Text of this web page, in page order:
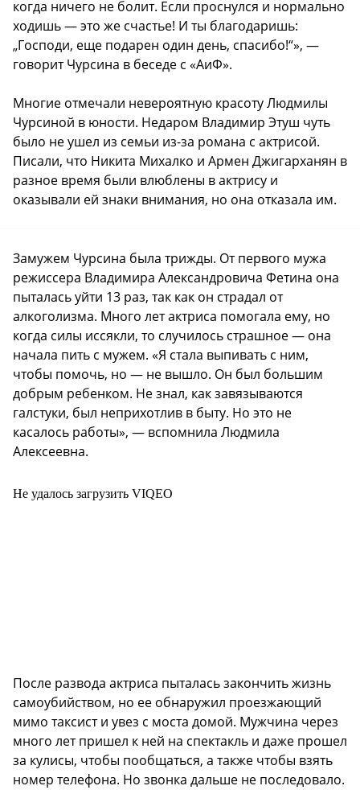
когда ничего не болит. Если проснулся и нормально
ходишь — это же счастье! И ты благодаришь:
„Господи, еще подарен один день, спасибо!“», —
говорит Чурсина в беседе с «АиФ».
Многие отмечали невероятную красоту Людмилы
Чурсиной в юности. Недаром Владимир Этуш чуть
было не ушел из семьи из-за романа с актрисой.
Писали, что Никита Михалко и Армен Джигарханян в
разное время были влюблены в актрису и
оказывали ей знаки внимания, но она отказала им.
Замужем Чурсина была трижды. От первого мужа
режиссера Владимира Александровича Фетина она
пыталась уйти 13 раз, так как он страдал от
алкоголизма. Много лет актриса помогала ему, но
когда силы иссякли, то случилось страшное — она
начала пить с мужем. «Я стала выпивать с ним,
чтобы помочь, но — не вышло. Он был большим
добрым ребенком. Не знал, как завязываются
галстуки, был неприхотлив в быту. Но это не
касалось работы», — вспомнила Людмила
Алексеевна.
Не удалось загрузить VIQEO
После развода актриса пыталась закончить жизнь
самоубийством, но ее обнаружил проезжающий
мимо таксист и увез с моста домой. Мужчина через
много лет пришел к ней на спектакль и даже прошел
за кулисы, чтобы пообщаться, а также чтобы взять
номер телефона. Но звонка дальше не последовало.